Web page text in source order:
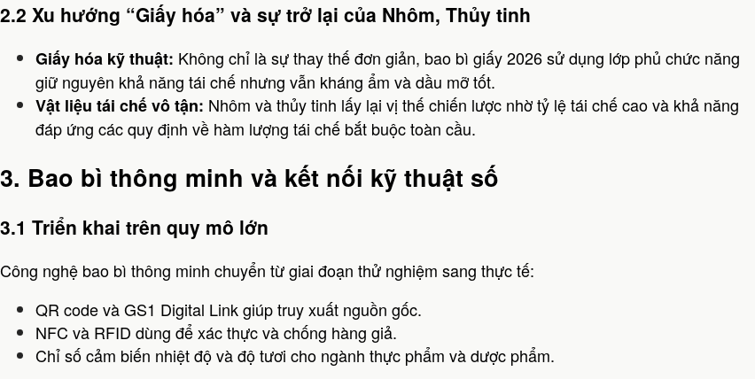
2.2 Xu hướng “Giấy hóa” và sự trở lại của Nhôm, Thủy tinh
Giấy hóa kỹ thuật: Không chỉ là sự thay thế đơn giản, bao bì giấy 2026 sử dụng lớp phủ chức năng
giữ nguyên khả năng tái chế nhưng vẫn kháng ẩm và dầu mỡ tốt.
Vật liệu tái chế vô tận: Nhôm và thủy tinh lấy lại vị thế chiến lược nhờ tỷ lệ tái chế cao và khả năng
đáp ứng các quy định về hàm lượng tái chế bắt buộc toàn cầu.
3. Bao bì thông minh và kết nối kỹ thuật số
3.1 Triển khai trên quy mô lớn
Công nghệ bao bì thông minh chuyển từ giai đoạn thử nghiệm sang thực tế:
QR code và GS1 Digital Link giúp truy xuất nguồn gốc.
NFC và RFID dùng để xác thực và chống hàng giả.
Chỉ số cảm biến nhiệt độ và độ tươi cho ngành thực phẩm và dược phẩm.